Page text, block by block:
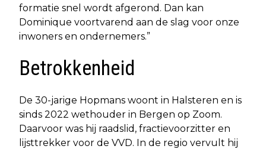
formatie snel wordt afgerond. Dan kan
Dominique voortvarend aan de slag voor onze
inwoners en ondernemers.”
Betrokkenheid
De 30-jarige Hopmans woont in Halsteren en is
sinds 2022 wethouder in Bergen op Zoom.
Daarvoor was hij raadslid, fractievoorzitter en
lijsttrekker voor de VVD. In de regio vervult hij